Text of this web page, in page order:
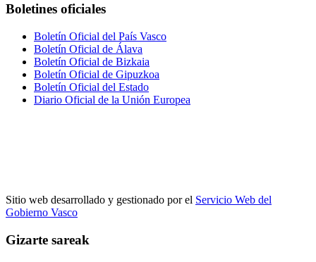
Boletines oficiales
Boletín Oficial del País Vasco
Boletín Oficial de Álava
Boletín Oficial de Bizkaia
Boletín Oficial de Gipuzkoa
Boletín Oficial del Estado
Diario Oficial de la Unión Europea
Sitio web desarrollado y gestionado por el Servicio Web del
Gobierno Vasco
Gizarte sareak